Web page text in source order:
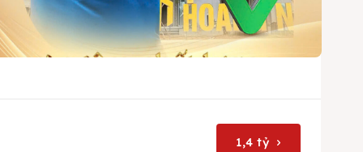
1,4 tỷ